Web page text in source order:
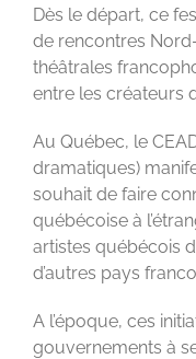
Dès le départ, ce
de rencontres
théâtrales
entre les créateurs
Au Québec, le
dramatiques)
souhait de faire
québécoise à
artistes québécois
d’autres pays
A l’époque, ces
gouvernements à